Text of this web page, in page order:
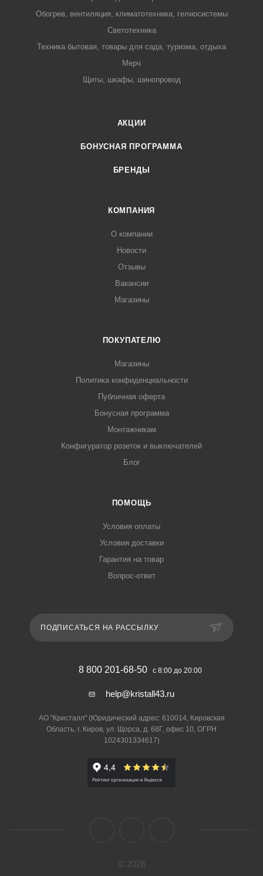
Обогрев, вентиляция, климатотехника, гелиосистемы
Светотехника
Техника бытовая, товары для сада, туризма, отдыха
Мерч
Щиты, шкафы, шинопровод
АКЦИИ
БОНУСНАЯ ПРОГРАММА
БРЕНДЫ
КОМПАНИЯ
О компании
Новости
Отзывы
Вакансии
Магазины
ПОКУПАТЕЛЮ
Магазины
Политика конфиденциальности
Публичная оферта
Бонусная программа
Монтажникам
Конфигуратор розеток и выключателей
Блог
ПОМОЩЬ
Условия оплаты
Условия доставки
Гарантия на товар
Вопрос-ответ
ПОДПИСАТЬСЯ НА РАССЫЛКУ
8 800 201-68-50 с 8:00 до 20:00
help@kristall43.ru
АО "Кристалл" (Юридический адрес: 610014, Кировская
Область, г. Киров, ул. Щорса, д. 68Г, офис 10, ОГРН
1024301334617)
© 2026